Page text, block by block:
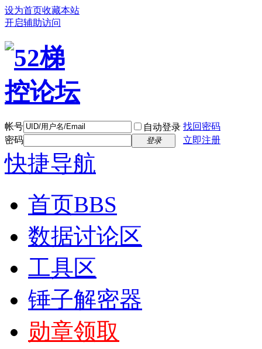
设为首页收藏本站
开启辅助访问
帐号 自动登录 找回密码
密码
登录 立即注册
快捷导航
首页BBS
数据讨论区
工具区
锤子解密器
勋章领取